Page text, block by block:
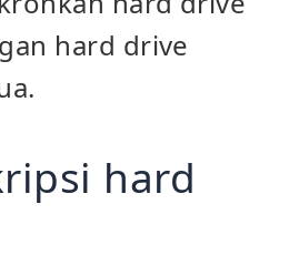
hard drive
hard